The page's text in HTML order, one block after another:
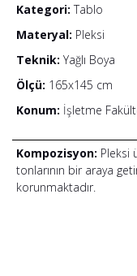
Kategori: Tablo
Materyal: Pleksi
Teknik: Yağlı Boya
Ölçü: 165x145 cm
Konum: İşletme
Kompozisyon: Pleksi
tonlarının bir araya
korunmaktadır.